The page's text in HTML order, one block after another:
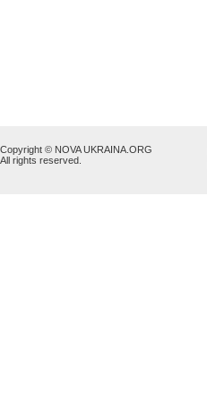
Copyright © NOVA UKRAINA.ORG
All rights reserved.